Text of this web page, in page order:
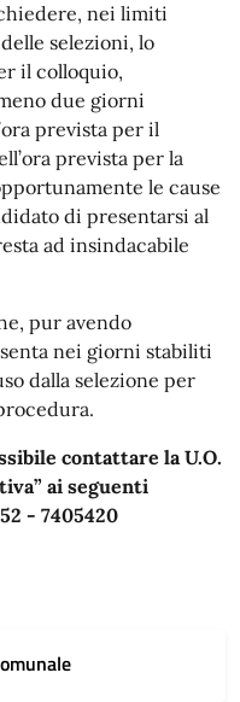
nei limiti
selezioni, lo
il colloquio,
due giorni
prevista per il
prevista per la
le cause
di presentarsi al
ad insindacabile
pur avendo
nei giorni stabiliti
dalla selezione per
contattare la U.O.
ai seguenti
- 7405420